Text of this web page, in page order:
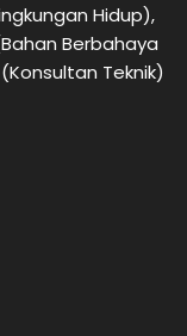
Lingkungan Hidup),
Berbahaya
Teknik)